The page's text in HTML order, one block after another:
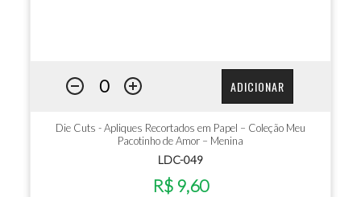
ADICIONAR
Die Cuts - Apliques Recortados em Papel – Coleção Meu
Pacotinho de Amor – Menina
LDC-049
R$ 9,60